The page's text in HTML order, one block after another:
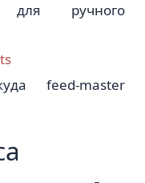
ручного
feed-master